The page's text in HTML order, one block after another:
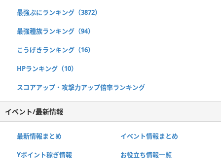
最強ぷにランキング（3872）
最強種族ランキング（94）
こうげきランキング（16）
HPランキング（10）
スコアアップ・攻撃力アップ倍率ランキング
イベント/最新情報
最新情報まとめ イベント情報まとめ
Yポイント稼ぎ情報 お役立ち情報一覧